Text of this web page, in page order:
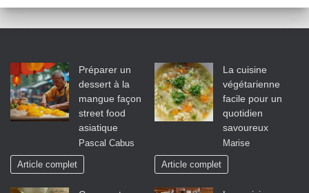
Préparer un
dessert à la
mangue façon
street food
asiatique
Pascal Cabus
Article complet
La cuisine
végétarienne
facile pour un
quotidien
savoureux
Marise
Article complet